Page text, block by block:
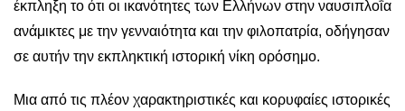
έκπληξη το ότι οι ικανότητες των Ελλήνων στην ναυσιπλοΐα
ανάμικτες με την γενναιότητα και την φιλοπατρία, οδήγησαν
σε αυτήν την εκπληκτική ιστορική νίκη ορόσημο.
Μια από τις πλέον χαρακτηριστικές και κορυφαίες ιστορικές